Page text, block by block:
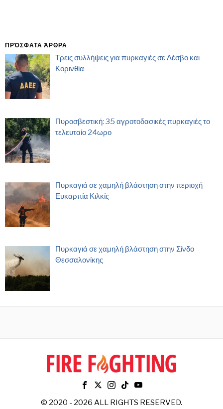
ΠΡΌΣΦΑΤΑ ΆΡΘΡΑ
Τρεις συλλήψεις για πυρκαγιές σε Λέσβο και
Κορινθία
Πυροσβεστική: 35 αγροτοδασικές πυρκαγιές το
τελευταίο 24ωρο
Πυρκαγιά σε χαμηλή βλάστηση στην περιοχή
Ευκαρπία Κιλκίς
Πυρκαγιά σε χαμηλή βλάστηση στην Σίνδο
Θεσσαλονίκης
© 2020 - 2026 ALL RIGHTS RESERVED.